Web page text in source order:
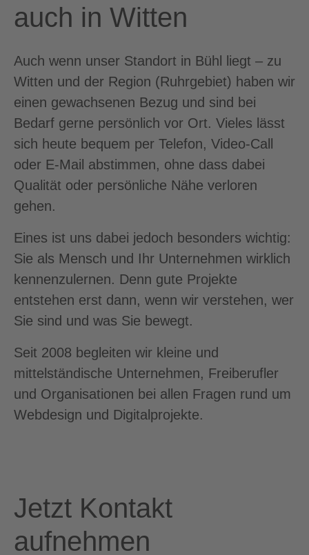
auch in Witten
Auch wenn unser Standort in Bühl liegt – zu
Witten und der Region (Ruhrgebiet) haben wir
einen gewachsenen Bezug und sind bei
Bedarf gerne persönlich vor Ort. Vieles lässt
sich heute bequem per Telefon, Video-Call
oder E-Mail abstimmen, ohne dass dabei
Qualität oder persönliche Nähe verloren
gehen.
Eines ist uns dabei jedoch besonders wichtig:
Sie als Mensch und Ihr Unternehmen wirklich
kennenzulernen. Denn gute Projekte
entstehen erst dann, wenn wir verstehen, wer
Sie sind und was Sie bewegt.
Seit 2008 begleiten wir kleine und
mittelständische Unternehmen, Freiberufler
und Organisationen bei allen Fragen rund um
Webdesign und Digitalprojekte.
Jetzt Kontakt
aufnehmen